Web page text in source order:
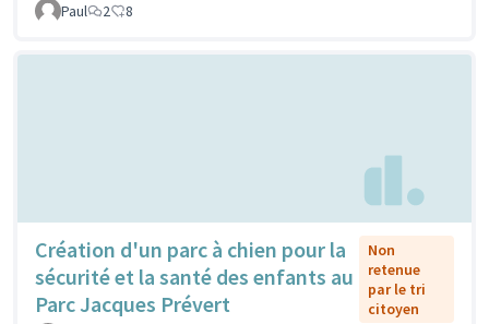
Paul
2 8
Création d'un parc à chien pour la
sécurité et la santé des enfants au
Parc Jacques Prévert
Non
retenue
par le tri
citoyen